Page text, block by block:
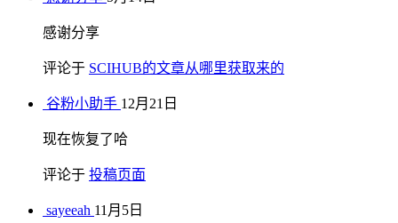
感谢分享
评论于 SCIHUB的文章从哪里获取来的
谷粉小助手 12月21日
现在恢复了哈
评论于 投稿页面
sayeeah 11月5日